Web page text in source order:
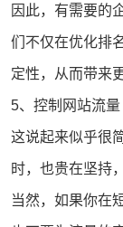
因此，有需要的
们不仅在优化排
定性，从而带来
5、控制 网站流量
这说起来似乎很
时，也贵在坚持
当然，如果你在